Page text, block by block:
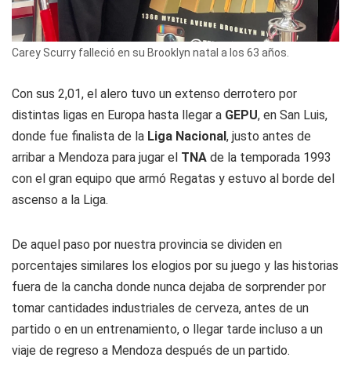
Carey Scurry falleció en su Brooklyn natal a los 63 años.
Con sus 2,01, el alero tuvo un extenso derrotero por
distintas ligas en Europa hasta llegar a GEPU, en San Luis,
donde fue finalista de la Liga Nacional, justo antes de
arribar a Mendoza para jugar el TNA de la temporada 1993
con el gran equipo que armó Regatas y estuvo al borde del
ascenso a la Liga.
De aquel paso por nuestra provincia se dividen en
porcentajes similares los elogios por su juego y las historias
fuera de la cancha donde nunca dejaba de sorprender por
tomar cantidades industriales de cerveza, antes de un
partido o en un entrenamiento, o llegar tarde incluso a un
viaje de regreso a Mendoza después de un partido.